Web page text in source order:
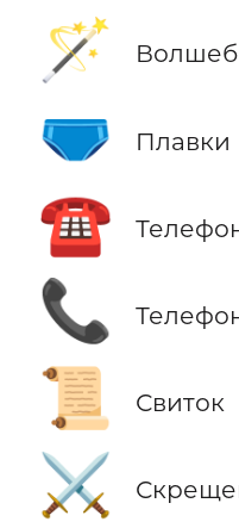
🪄
🩲 Плавки
☎️
📞
📜 Свиток
⚔️